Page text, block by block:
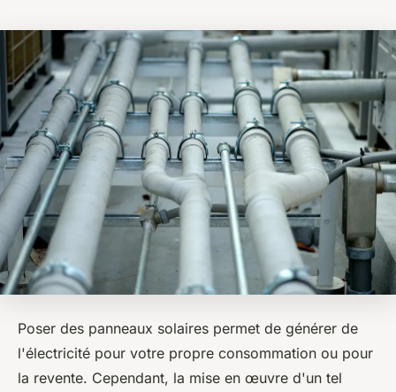
Poser des panneaux solaires permet de générer de
l'électricité pour votre propre consommation ou pour
la revente. Cependant, la mise en œuvre d'un tel